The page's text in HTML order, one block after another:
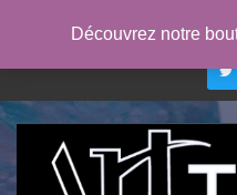
ven. Août 7th,
Découvrez notre